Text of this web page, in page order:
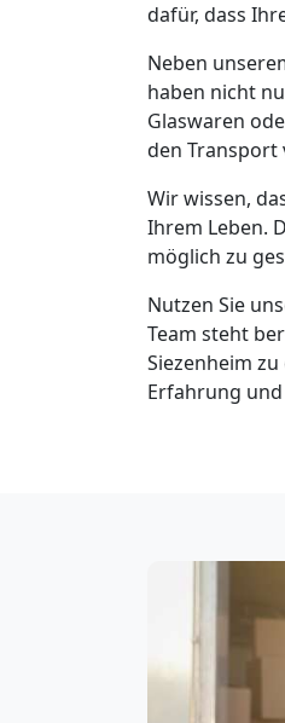
dafür, dass
Neben
haben nicht
Glaswaren
den Transport
Wir wissen,
Ihrem Leben.
möglich zu
Nutzen Sie
Team steht
Siezenheim
Erfahrung